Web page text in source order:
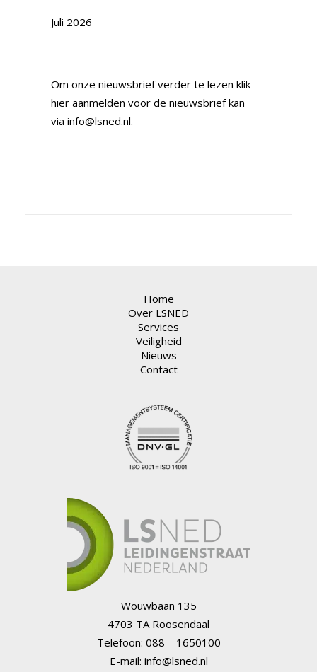
Juli 2026
Om onze nieuwsbrief verder te lezen klik
hier aanmelden voor de nieuwsbrief kan
via info@lsned.nl.
Home
Over LSNED
Services
Veiligheid
Nieuws
Contact
Wouwbaan 135
4703 TA Roosendaal
Telefoon: 088 – 1650100
E-mail: info@lsned.nl